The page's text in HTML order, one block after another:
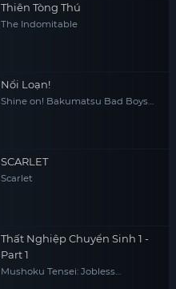
Thiên Tòng Thú
The Indomitable
Nổi Loạn!
Shine on! Bakumatsu Bad Boys
SCARLET
Scarlet
Thất Nghiệp Chuyển Sinh 1 -
Part 1
Mushoku Tensei: Jobless